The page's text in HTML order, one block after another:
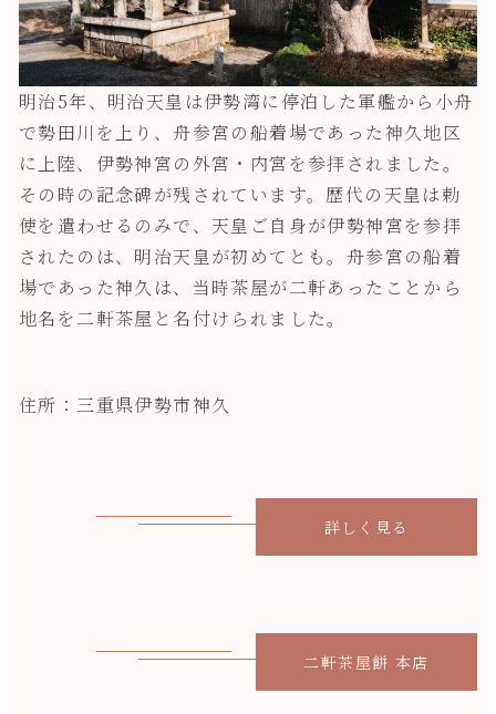
明治5年、明治天皇は伊勢湾に停泊した軍艦から小舟
で勢田川を上り、舟参宮の船着場であった神久地区
に上陸、伊勢神宮の外宮・内宮を参拝されました。
その時の記念碑が残されています。歴代の天皇は勅
使を遣わせるのみで、天皇ご自身が伊勢神宮を参拝
されたのは、明治天皇が初めてとも。舟参宮の船着
場であった神久は、当時茶屋が二軒あったことから
地名を二軒茶屋と名付けられました。
住所：三重県伊勢市神久
詳しく見る
二軒茶屋餅 本店